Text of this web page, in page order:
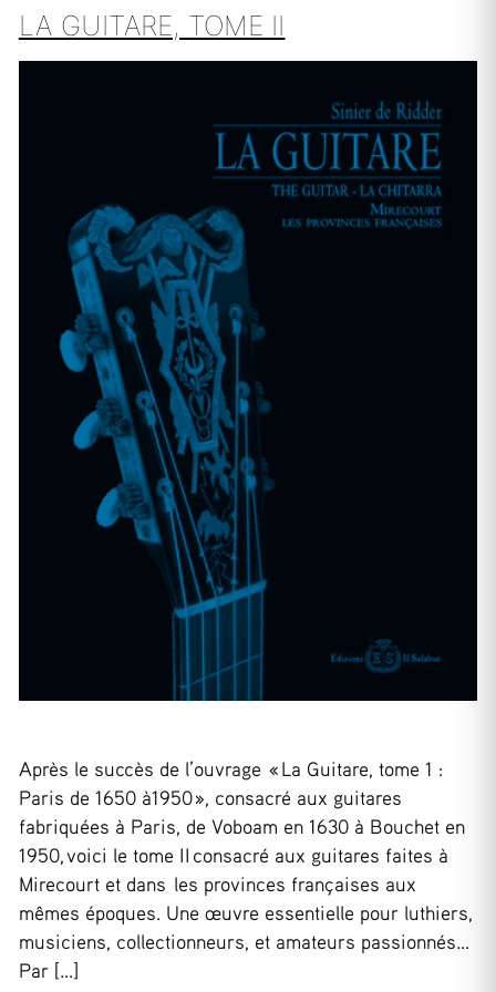
LA GUITARE, TOME II
Après le succès de l’ouvrage « La Guitare, tome 1 :
Paris de 1650 à1950 », consacré aux guitares
fabriquées à Paris, de Voboam en 1630 à Bouchet en
1950, voici le tome II consacré aux guitares faites à
Mirecourt et dans les provinces françaises aux
mêmes époques. Une œuvre essentielle pour luthiers,
musiciens, collectionneurs, et amateurs passionnés…
Par […]